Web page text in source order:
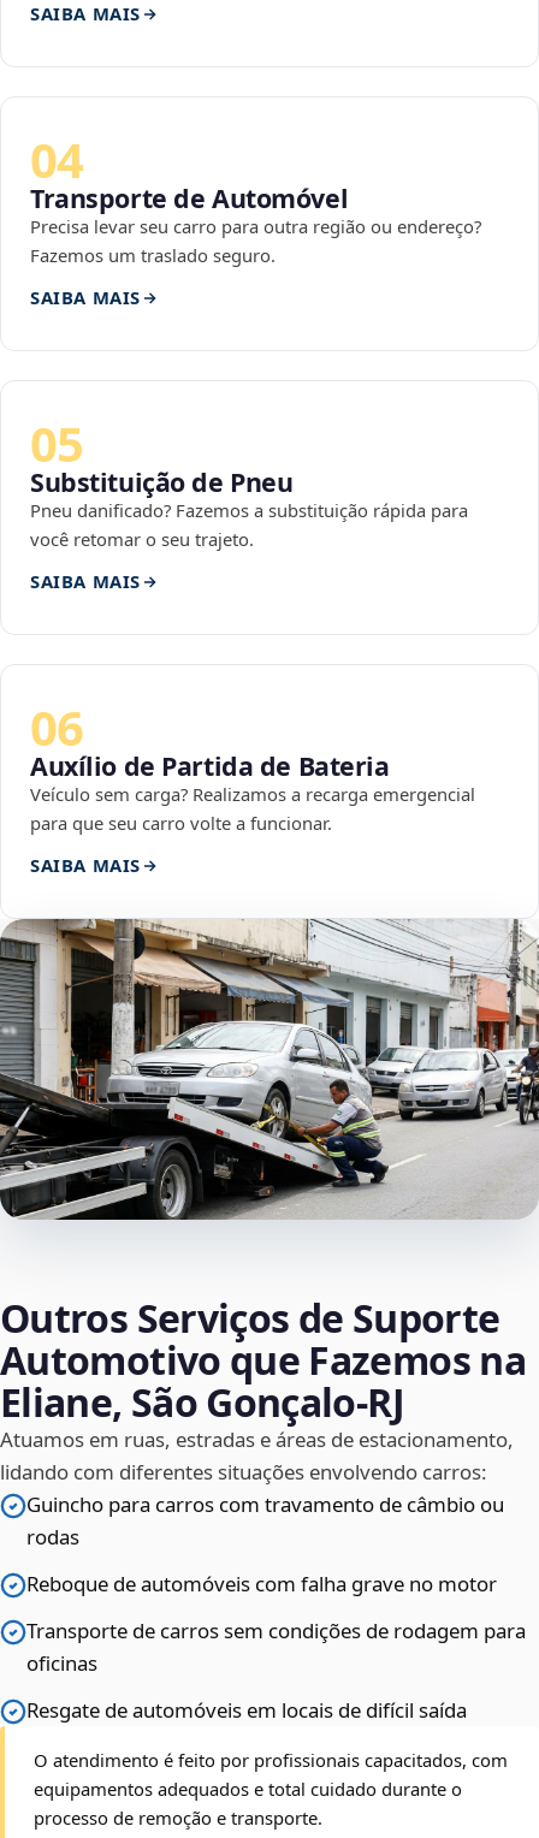
SAIBA MAIS
04
Transporte de Automóvel
Precisa levar seu carro para outra região ou endereço?
Fazemos um traslado seguro.
SAIBA MAIS
05
Substituição de Pneu
Pneu danificado? Fazemos a substituição rápida para
você retomar o seu trajeto.
SAIBA MAIS
06
Auxílio de Partida de Bateria
Veículo sem carga? Realizamos a recarga emergencial
para que seu carro volte a funcionar.
SAIBA MAIS
Outros Serviços de Suporte
Automotivo que Fazemos na
Eliane, São Gonçalo‑RJ
Atuamos em ruas, estradas e áreas de estacionamento,
lidando com diferentes situações envolvendo carros:
Guincho para carros com travamento de câmbio ou
rodas
Reboque de automóveis com falha grave no motor
Transporte de carros sem condições de rodagem para
oficinas
Resgate de automóveis em locais de difícil saída
O atendimento é feito por profissionais capacitados, com
equipamentos adequados e total cuidado durante o
processo de remoção e transporte.